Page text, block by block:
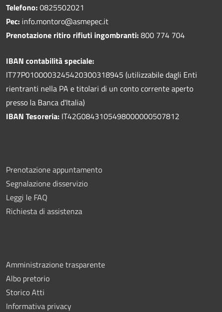
Telefono:0825502021
Pec: info.montoro@asmepec.it
Prenotazione ritiro rifiuti ingombranti:800 774 704
IBAN contabilità speciale:
IT77P0100003245420300318945 (utilizzabile dagli Enti
rientranti nella PA e titolari di un conto corrente aperto
presso la Banca d'Italia)
IBAN Tesoreria: IT42G0843105498000000507812
Prenotazione appuntamento
Segnalazione disservizio
Leggi le FAQ
Richiesta di assistenza
Amministrazione trasparente
Albo pretorio
Storico Atti
Informativa privacy